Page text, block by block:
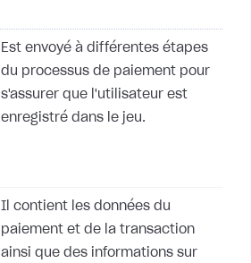
Est envoyé à différentes étapes
du processus de paiement pour
s'assurer que l'utilisateur est
enregistré dans le jeu.
Il contient les données du
paiement et de la transaction
ainsi que des informations sur